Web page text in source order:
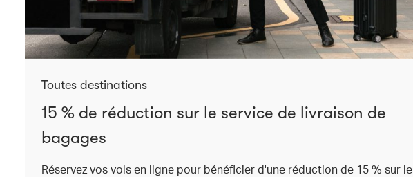
Toutes destinations
15 % de réduction sur le service de livraison de
bagages
Réservez vos vols en ligne pour bénéficier d'une réduction de 15 % sur le